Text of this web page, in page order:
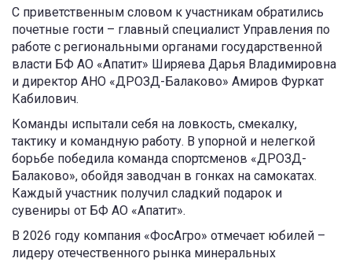
С приветственным словом к участникам обратились
почетные гости – главный специалист Управления по
работе с региональными органами государственной
власти БФ АО «Апатит» Ширяева Дарья Владимировна
и директор АНО «ДРОЗД-Балаково» Амиров Фуркат
Кабилович.
Команды испытали себя на ловкость, смекалку,
тактику и командную работу. В упорной и нелегкой
борьбе победила команда спортсменов «ДРОЗД-
Балаково», обойдя заводчан в гонках на самокатах.
Каждый участник получил сладкий подарок и
сувениры от БФ АО «Апатит».
В 2026 году компания «ФосАгро» отмечает юбилей –
лидеру отечественного рынка минеральных